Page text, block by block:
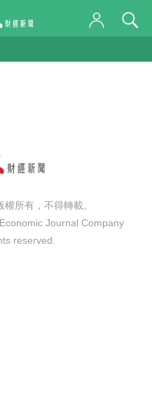
所有，不得轉載。
Journal Company
reserved.